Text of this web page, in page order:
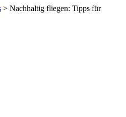
> Nachhaltig fliegen: Tipps für